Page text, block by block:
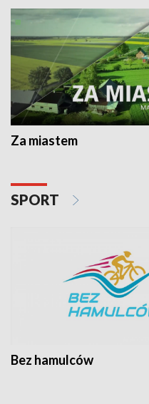
Za miastem
SPORT
Bez hamulców